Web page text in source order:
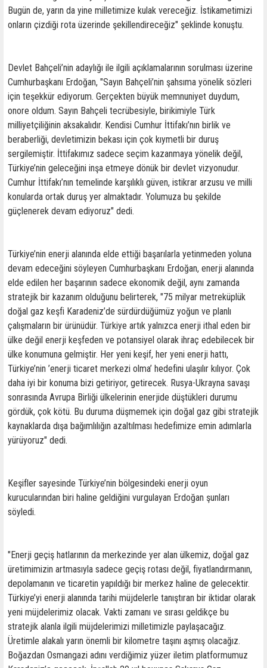
Bugün de, yarın da yine milletimize kulak vereceğiz. İstikametimizi
onların çizdiği rota üzerinde şekillendireceğiz" şeklinde konuştu.
Devlet Bahçeli’nin adaylığı ile ilgili açıklamalarının sorulması üzerine
Cumhurbaşkanı Erdoğan, "Sayın Bahçeli’nin şahsıma yönelik sözleri
için teşekkür ediyorum. Gerçekten büyük memnuniyet duydum,
onore oldum. Sayın Bahçeli tecrübesiyle, birikimiyle Türk
milliyetçiliğinin aksakalıdır. Kendisi Cumhur İttifakı’nın birlik ve
beraberliği, devletimizin bekası için çok kıymetli bir duruş
sergilemiştir. İttifakımız sadece seçim kazanmaya yönelik değil,
Türkiye’nin geleceğini inşa etmeye dönük bir devlet vizyonudur.
Cumhur İttifakı’nın temelinde karşılıklı güven, istikrar arzusu ve milli
konularda ortak duruş yer almaktadır. Yolumuza bu şekilde
güçlenerek devam ediyoruz" dedi.
Türkiye’nin enerji alanında elde ettiği başarılarla yetinmeden yoluna
devam edeceğini söyleyen Cumhurbaşkanı Erdoğan, enerji alanında
elde edilen her başarının sadece ekonomik değil, aynı zamanda
stratejik bir kazanım olduğunu belirterek, "75 milyar metreküplük
doğal gaz keşfi Karadeniz’de sürdürdüğümüz yoğun ve planlı
çalışmaların bir ürünüdür. Türkiye artık yalnızca enerji ithal eden bir
ülke değil enerji keşfeden ve potansiyel olarak ihraç edebilecek bir
ülke konumuna gelmiştir. Her yeni keşif, her yeni enerji hattı,
Türkiye’nin ’enerji ticaret merkezi olma’ hedefini ulaşılır kılıyor. Çok
daha iyi bir konuma bizi getiriyor, getirecek. Rusya-Ukrayna savaşı
sonrasında Avrupa Birliği ülkelerinin enerjide düştükleri durumu
gördük, çok kötü. Bu duruma düşmemek için doğal gaz gibi stratejik
kaynaklarda dışa bağımlılığın azaltılması hedefimize emin adımlarla
yürüyoruz" dedi.
Keşifler sayesinde Türkiye’nin bölgesindeki enerji oyun
kurucularından biri haline geldiğini vurgulayan Erdoğan şunları
söyledi.
"Enerji geçiş hatlarının da merkezinde yer alan ülkemiz, doğal gaz
üretimimizin artmasıyla sadece geçiş rotası değil, fiyatlandırmanın,
depolamanın ve ticaretin yapıldığı bir merkez haline de gelecektir.
Türkiye’yi enerji alanında tarihi müjdelerle tanıştıran bir iktidar olarak
yeni müjdelerimiz olacak. Vakti zamanı ve sırası geldikçe bu
stratejik alanla ilgili müjdelerimizi milletimizle paylaşacağız.
Üretimle alakalı yarın önemli bir kilometre taşını aşmış olacağız.
Boğazdan Osmangazi adını verdiğimiz yüzer iletim platformumuz